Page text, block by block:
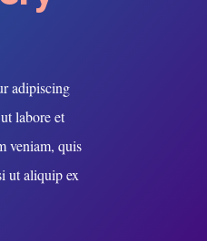
adipiscing
labore et
veniam, quis
ut aliquip ex